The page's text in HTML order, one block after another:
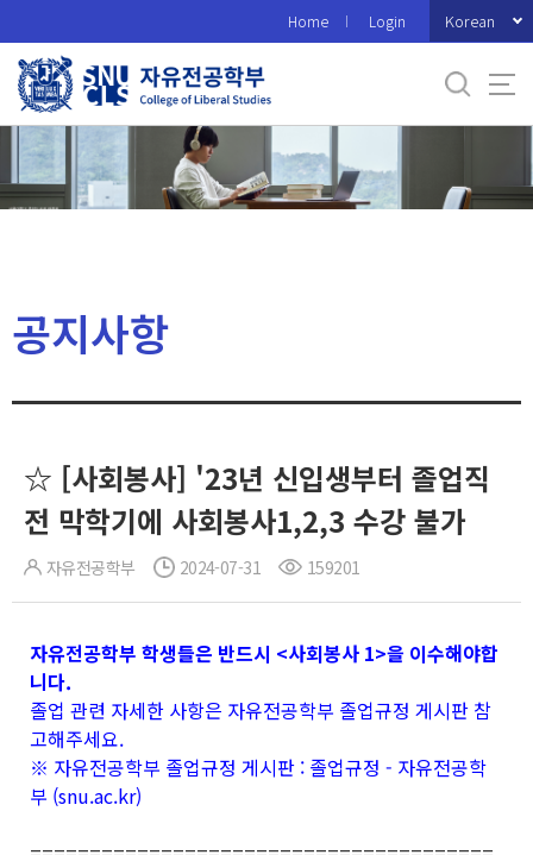
로
메
Home Login Korean
공지사항
☆ [사회봉사] '23년 신입생부터 졸업직
전 막학기에 사회봉사1,2,3 수강 불가
자유전공학부 2024-07-31 159201
자유전공학부 학생들은 반드시 <사회봉사 1>을 이수해야합
니다.
졸업 관련 자세한 사항은 자유전공학부 졸업규정 게시판 참
고해주세요.
※ 자유전공학부 졸업규정 게시판 : 졸업규정 - 자유전공학
부 (snu.ac.kr)